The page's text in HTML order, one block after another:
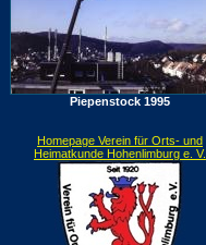
Piepenstock 1995
Homepage Verein für Orts- und
Heimatkunde Hohenlimburg e. V.